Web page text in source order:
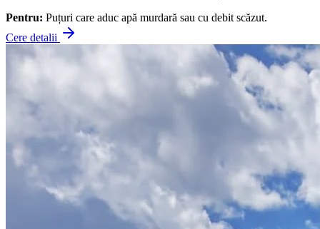
Pentru: Puțuri care aduc apă murdară sau cu debit scăzut.
Cere detalii